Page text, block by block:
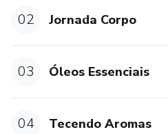
02 Jornada Corpo
03 Óleos Essenciais
04 Tecendo Aromas